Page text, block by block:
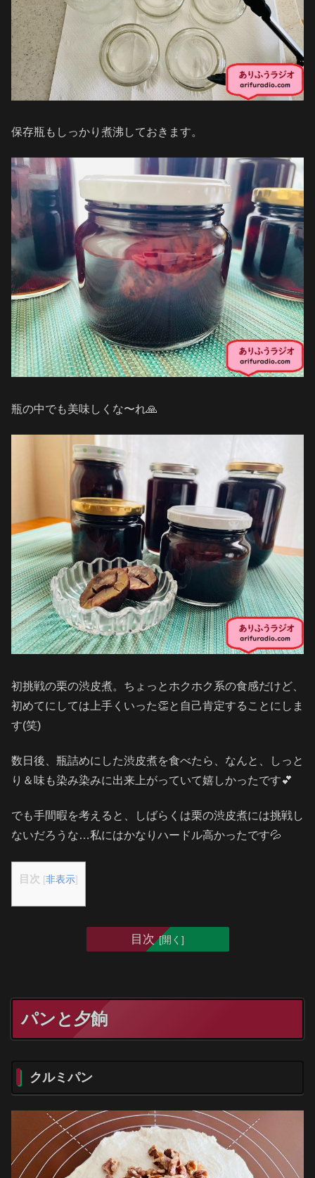
保存瓶もしっかり煮沸しておきます。
瓶の中でも美味しくな〜れ🙏
初挑戦の栗の渋皮煮。ちょっとホクホク系の食感だけど、
初めてにしては上手くいった👏と自己肯定することにしま
す(笑)
数日後、瓶詰めにした渋皮煮を食べたら、なんと、しっと
り＆味も染み染みに出来上がっていて嬉しかったです💕
でも手間暇を考えると、しばらくは栗の渋皮煮には挑戦し
ないだろうな…私にはかなりハードル高かったです💦
目次 [非表示]
目次
パンと夕餉
クルミパン